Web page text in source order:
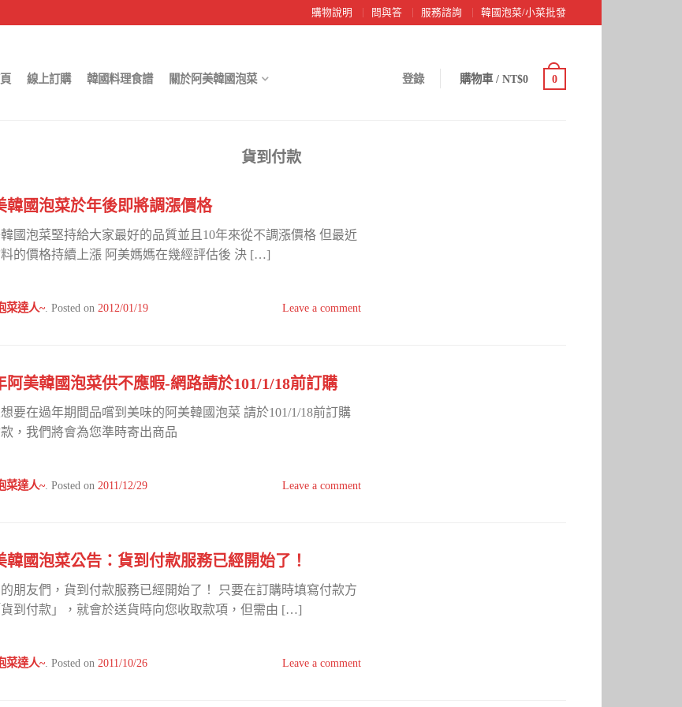
購物說明 問與答 服務諮詢 韓國泡菜/小菜批發
線上訂購 韓國料理食譜 關於阿美韓國泡菜 登錄 購物車 / NT$0 0
貨到付款
韓國泡菜於年後即將調漲價格
韓國泡菜堅持給大家最好的品質並且10年來從不調漲價格 但最近
的價格持續上漲 阿美媽媽在幾經評估後 決 […]
菜達人~ Posted on 2012/01/19 Leave a comment
阿美韓國泡菜供不應暇-網路請於101/1/18前訂購
要在過年期間品嚐到美味的阿美韓國泡菜 請於101/1/18前訂購
，我們將會為您準時寄出商品
菜達人~ Posted on 2011/12/29 Leave a comment
韓國泡菜公告：貨到付款服務已經開始了！
朋友們，貨到付款服務已經開始了！ 只要在訂購時填寫付款方
到付款」，就會於送貨時向您收取款項，但需由 […]
菜達人~ Posted on 2011/10/26 Leave a comment